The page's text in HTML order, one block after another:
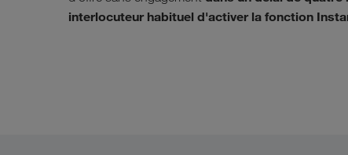
interlocuteur habituel d'activer la fonction